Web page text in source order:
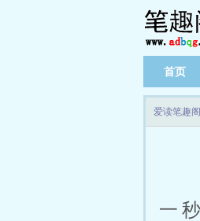
首页
爱读笔趣阁
一